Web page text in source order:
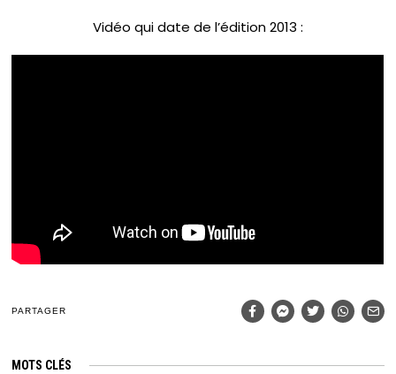
Vidéo qui date de l’édition 2013 :
PARTAGER
MOTS CLÉS